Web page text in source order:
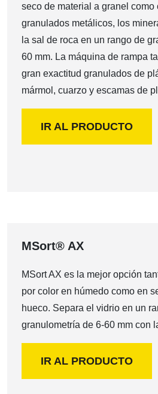
seco de material a granel como
granulados metálicos, los
la sal de roca en un rango de
60 mm. La máquina de rampa
gran exactitud granulados de
mármol, cuarzo y escamas de
IR AL PRODUCTO
MSort® AX
MSort AX es la mejor opción
por color en húmedo como en
hueco. Separa el vidrio en un
granulometría de 6-60 mm con
IR AL PRODUCTO